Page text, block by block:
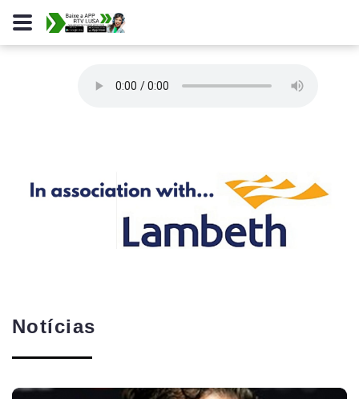
Notícias